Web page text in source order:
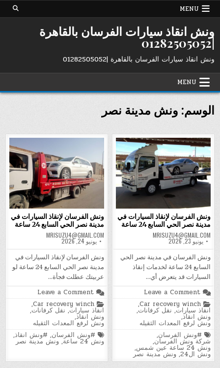
Skip
MENU
ونش انقاذ سيارات الفرسان بالقاهرة
|01282505052
ونش انقاذ سيارات الفرسان بالقاهرة |01282505052
MENU
الوسم: ونش مدينة نصر
ونش الفرسان لإنقاذ السيارات في
مدينة نصر الحي السابع 24 ساعة
MRISUZU4@GMAIL.COM
يونيو 24, 2026
ونش الفرسان لإنقاذ السيارات في
مدينة نصر الحي السابع 24 ساعة لو
عربيتك عطلت فجأة…
Leave a Comment
ونش
الفرسان
لإنقاذ
في
مدينة
نصر
الحي
ساعة
Posted
in
Car recovery winch
,
انقاذ سيارات, نقل كرفانات,
ونش انقاذ,
ونش لرفع المعدات الثقيله
Tagged
#ونش الفرسان, #ونش انقاذ,
ونش 24 ساعة ,ونش مدينة نصر
ونش الفرسان لإنقاذ السيارات في
مدينة نصر الحي السابع 24 ساعة
MRISUZU4@GMAIL.COM
يونيو 23, 2026
ونش الفرسان في مدينة نصر الحي
السابع 24 ساعة لخدمات إنقاذ
السيارات قد يتعرض أي…
Leave a Comment
ونش
الفرسان
لإنقاذ
في
مدينة
السابع
24
ساعة
Posted
in
Car recovery winch
,
انقاذ سيارات, نقل كرفانات,
ونش انقاذ,
ونش لرفع المعدات الثقيله
Tagged
#ونش الفرسان,
شركة ونش الفرسان,
ونش 24 ساعة عين شمس ,
ونش ال24 ,ونش مدينة نصر